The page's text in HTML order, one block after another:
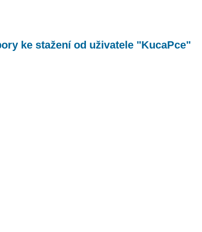
ke stažení od uživatele "KucaPce"